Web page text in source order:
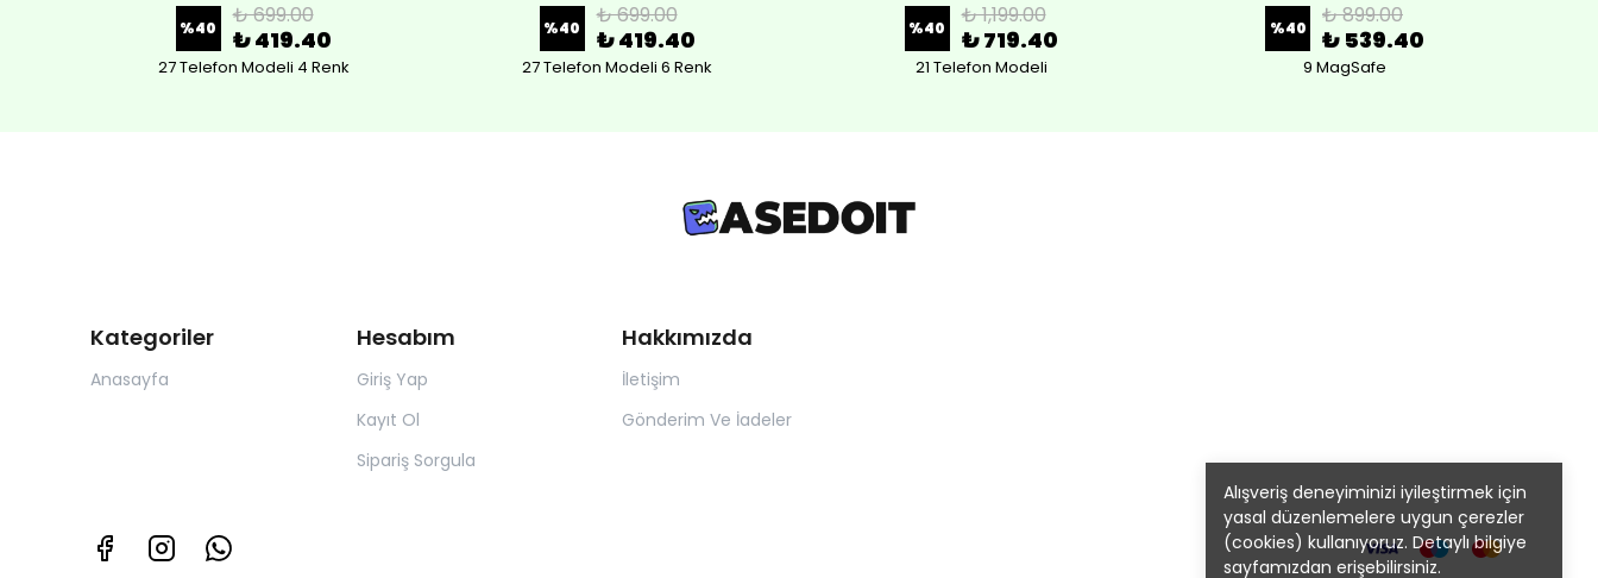
Alışveriş deneyiminizi iyileştirmek için
yasal düzenlemelere uygun çerezler
(cookies) kullanıyoruz. Detaylı bilgiye
sayfamızdan erişebilirsiniz.
%40 ₺ 699.00
₺ 419.40
27 Telefon Modeli 4 Renk
%40 ₺ 699.00
₺ 419.40
27 Telefon Modeli 6 Renk
%40 ₺ 1,199.00
₺ 719.40
21 Telefon Modeli
%40 ₺ 899.00
₺ 539.40
9 MagSafe
Kategoriler
Anasayfa
Hesabım
Giriş Yap
Kayıt Ol
Sipariş Sorgula
Hakkımızda
İletişim
Gönderim Ve İadeler